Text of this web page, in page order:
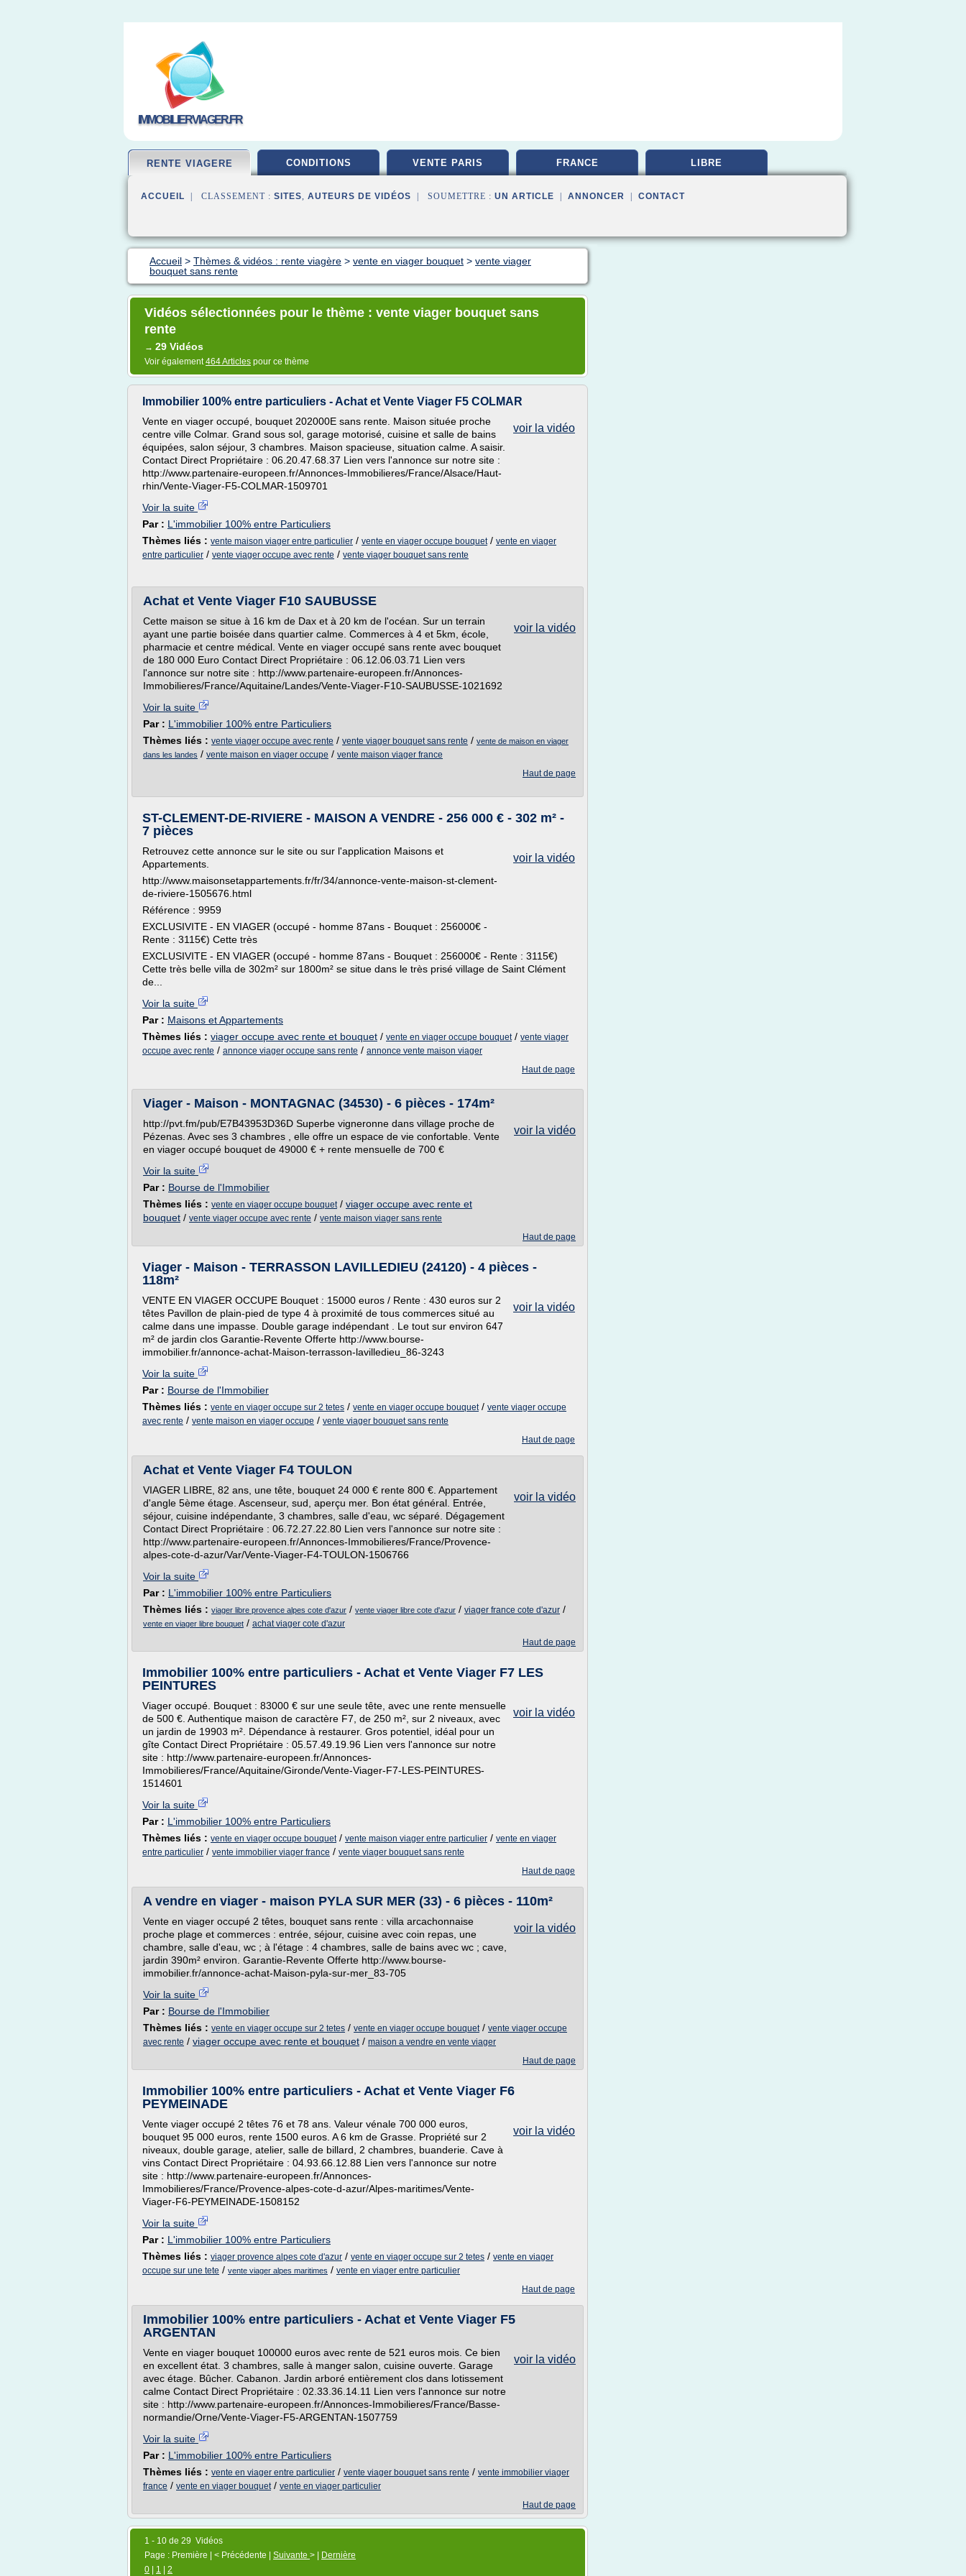
IMMOBILIERVIAGER.FR
RENTE VIAGERE CONDITIONS VENTE PARIS FRANCE LIBRE
ACCUEIL | CLASSEMENT : SITES, AUTEURS DE VIDÉOS | SOUMETTRE : UN ARTICLE ANNONCER CONTACT
Accueil > Thèmes & vidéos : rente viagère > vente en viager bouquet > vente viager
bouquet sans rente
Vidéos sélectionnées pour le thème : vente viager bouquet sans
rente
→ 29 Vidéos
Voir également464 Articles pour ce thème
Immobilier 100% entre particuliers - Achat et Vente Viager F5 COLMAR
voir la vidéo
Vente en viager occupé, bouquet 202000E sans rente. Maison située proche
centre ville Colmar. Grand sous sol, garage motorisé, cuisine et salle de bains
équipées, salon séjour, 3 chambres. Maison spacieuse, situation calme. A saisir.
Contact Direct Propriétaire : 06.20.47.68.37 Lien vers l'annonce sur notre site :
http://www.partenaire-europeen.fr/Annonces-Immobilieres/France/Alsace/Haut-
rhin/Vente-Viager-F5-COLMAR-1509701
Voir la suite
Par : L'immobilier 100% entre Particuliers
Thèmes liés : vente maison viager entre particulier / vente en viager occupe bouquet/ vente en viager
entre particulier / vente viager occupe avec rente / vente viager bouquet sans rente
Achat et Vente Viager F10 SAUBUSSE
voir la vidéo
Cette maison se situe à 16 km de Dax et à 20 km de l'océan. Sur un terrain
ayant une partie boisée dans quartier calme. Commerces à 4 et 5km, école,
pharmacie et centre médical. Vente en viager occupé sans rente avec bouquet
de 180 000 Euro Contact Direct Propriétaire : 06.12.06.03.71 Lien vers
l'annonce sur notre site : http://www.partenaire-europeen.fr/Annonces-
Immobilieres/France/Aquitaine/Landes/Vente-Viager-F10-SAUBUSSE-1021692
Voir la suite
Par : L'immobilier 100% entre Particuliers
Thèmes liés : vente viager occupe avec rente / vente viager bouquet sans rente / vente de maison en viager
dans les landes / vente maison en viager occupe / vente maison viager france
Haut de page
ST-CLEMENT-DE-RIVIERE - MAISON A VENDRE - 256 000 € - 302 m² -
7 pièces
voir la vidéo
Retrouvez cette annonce sur le site ou sur l'application Maisons et
Appartements.
http://www.maisonsetappartements.fr/fr/34/annonce-vente-maison-st-clement-
de-riviere-1505676.html
Référence : 9959
EXCLUSIVITE - EN VIAGER (occupé - homme 87ans - Bouquet : 256000€ -
Rente : 3115€) Cette très
EXCLUSIVITE - EN VIAGER (occupé - homme 87ans - Bouquet : 256000€ - Rente : 3115€)
Cette très belle villa de 302m² sur 1800m² se situe dans le très prisé village de Saint Clément
de...
Voir la suite
Par : Maisons et Appartements
Thèmes liés : viager occupe avec rente et bouquet / vente en viager occupe bouquet/ vente viager
occupe avec rente / annonce viager occupe sans rente / annonce vente maison viager
Haut de page
Viager - Maison - MONTAGNAC (34530) - 6 pièces - 174m²
voir la vidéo
http://pvt.fm/pub/E7B43953D36D Superbe vigneronne dans village proche de
Pézenas. Avec ses 3 chambres , elle offre un espace de vie confortable. Vente
en viager occupé bouquet de 49000 € + rente mensuelle de 700 €
Voir la suite
Par : Bourse de l'Immobilier
Thèmes liés : vente en viager occupe bouquet/ viager occupe avec rente et
bouquet / vente viager occupe avec rente / vente maison viager sans rente
Haut de page
Viager - Maison - TERRASSON LAVILLEDIEU (24120) - 4 pièces -
118m²
voir la vidéo
VENTE EN VIAGER OCCUPE Bouquet : 15000 euros / Rente : 430 euros sur 2
têtes Pavillon de plain-pied de type 4 à proximité de tous commerces situé au
calme dans une impasse. Double garage indépendant . Le tout sur environ 647
m² de jardin clos Garantie-Revente Offerte http://www.bourse-
immobilier.fr/annonce-achat-Maison-terrasson-lavilledieu_86-3243
Voir la suite
Par : Bourse de l'Immobilier
Thèmes liés : vente en viager occupe sur 2 tetes / vente en viager occupe bouquet/ vente viager occupe
avec rente / vente maison en viager occupe / vente viager bouquet sans rente
Haut de page
Achat et Vente Viager F4 TOULON
voir la vidéo
VIAGER LIBRE, 82 ans, une tête, bouquet 24 000 € rente 800 €. Appartement
d'angle 5ème étage. Ascenseur, sud, aperçu mer. Bon état général. Entrée,
séjour, cuisine indépendante, 3 chambres, salle d'eau, wc séparé. Dégagement
Contact Direct Propriétaire : 06.72.27.22.80 Lien vers l'annonce sur notre site :
http://www.partenaire-europeen.fr/Annonces-Immobilieres/France/Provence-
alpes-cote-d-azur/Var/Vente-Viager-F4-TOULON-1506766
Voir la suite
Par : L'immobilier 100% entre Particuliers
Thèmes liés : viager libre provence alpes cote d'azur / vente viager libre cote d'azur / viager france cote d'azur /
vente en viager libre bouquet / achat viager cote d'azur
Haut de page
Immobilier 100% entre particuliers - Achat et Vente Viager F7 LES
PEINTURES
voir la vidéo
Viager occupé. Bouquet : 83000 € sur une seule tête, avec une rente mensuelle
de 500 €. Authentique maison de caractère F7, de 250 m², sur 2 niveaux, avec
un jardin de 19903 m². Dépendance à restaurer. Gros potentiel, idéal pour un
gîte Contact Direct Propriétaire : 05.57.49.19.96 Lien vers l'annonce sur notre
site : http://www.partenaire-europeen.fr/Annonces-
Immobilieres/France/Aquitaine/Gironde/Vente-Viager-F7-LES-PEINTURES-
1514601
Voir la suite
Par : L'immobilier 100% entre Particuliers
Thèmes liés : vente en viager occupe bouquet/ vente maison viager entre particulier / vente en viager
entre particulier / vente immobilier viager france / vente viager bouquet sans rente
Haut de page
A vendre en viager - maison PYLA SUR MER (33) - 6 pièces - 110m²
voir la vidéo
Vente en viager occupé 2 têtes, bouquet sans rente : villa arcachonnaise
proche plage et commerces : entrée, séjour, cuisine avec coin repas, une
chambre, salle d'eau, wc ; à l'étage : 4 chambres, salle de bains avec wc ; cave,
jardin 390m² environ. Garantie-Revente Offerte http://www.bourse-
immobilier.fr/annonce-achat-Maison-pyla-sur-mer_83-705
Voir la suite
Par : Bourse de l'Immobilier
Thèmes liés : vente en viager occupe sur 2 tetes / vente en viager occupe bouquet/ vente viager occupe
avec rente / viager occupe avec rente et bouquet / maison a vendre en vente viager
Haut de page
Immobilier 100% entre particuliers - Achat et Vente Viager F6
PEYMEINADE
voir la vidéo
Vente viager occupé 2 têtes 76 et 78 ans. Valeur vénale 700 000 euros,
bouquet 95 000 euros, rente 1500 euros. A 6 km de Grasse. Propriété sur 2
niveaux, double garage, atelier, salle de billard, 2 chambres, buanderie. Cave à
vins Contact Direct Propriétaire : 04.93.66.12.88 Lien vers l'annonce sur notre
site : http://www.partenaire-europeen.fr/Annonces-
Immobilieres/France/Provence-alpes-cote-d-azur/Alpes-maritimes/Vente-
Viager-F6-PEYMEINADE-1508152
Voir la suite
Par : L'immobilier 100% entre Particuliers
Thèmes liés : viager provence alpes cote d'azur / vente en viager occupe sur 2 tetes / vente en viager
occupe sur une tete / vente viager alpes maritimes / vente en viager entre particulier
Haut de page
Immobilier 100% entre particuliers - Achat et Vente Viager F5
ARGENTAN
voir la vidéo
Vente en viager bouquet 100000 euros avec rente de 521 euros mois. Ce bien
en excellent état. 3 chambres, salle à manger salon, cuisine ouverte. Garage
avec étage. Bûcher. Cabanon. Jardin arboré entièrement clos dans lotissement
calme Contact Direct Propriétaire : 02.33.36.14.11 Lien vers l'annonce sur notre
site : http://www.partenaire-europeen.fr/Annonces-Immobilieres/France/Basse-
normandie/Orne/Vente-Viager-F5-ARGENTAN-1507759
Voir la suite
Par : L'immobilier 100% entre Particuliers
Thèmes liés : vente en viager entre particulier / vente viager bouquet sans rente / vente immobilier viager
france / vente en viager bouquet/ vente en viager particulier
Haut de page
1 - 10 de 29 Vidéos
Page : Première | < Précédente | Suivante > |
Dernière
0
1 2